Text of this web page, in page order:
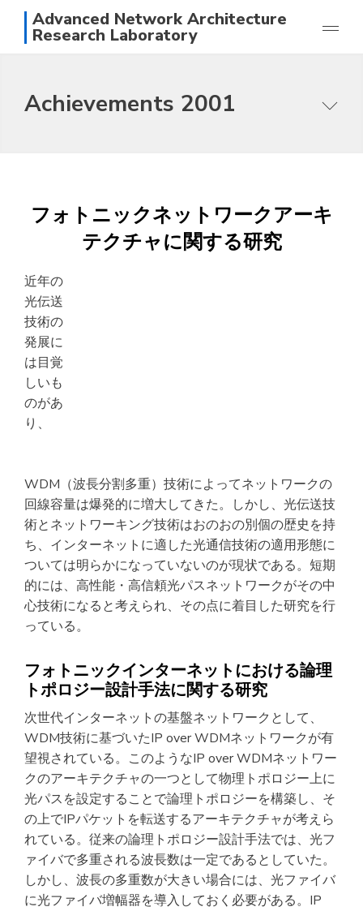
Advanced Network Architecture
Research Laboratory
Achievements
日本語 English
Achievements 2001
Staff
フォトニックネットワークアーキ
テクチャに関する研究
近年の
光伝送
技術の
発展に
は目覚
しいも
のがあ
り、
WDM（波長分割多重）技術によってネットワークの
回線容量は爆発的に増大してきた。しかし、光伝送技
術とネットワーキング技術はおのおの別個の歴史を持
ち、インターネットに適した光通信技術の適用形態に
ついては明らかになっていないのが現状である。短期
的には、高性能・高信頼光パスネットワークがその中
心技術になると考えられ、その点に着目した研究を行
っている。
フォトニックインターネットにおける論理
トポロジー設計手法に関する研究
次世代インターネットの基盤ネットワークとして、
WDM技術に基づいたIP over WDMネットワークが有
望視されている。このようなIP over WDMネットワー
クのアーキテクチャの一つとして物理トポロジー上に
光パスを設定することで論理トポロジーを構築し、そ
の上でIPパケットを転送するアーキテクチャが考えら
れている。従来の論理トポロジー設計手法では、光フ
ァイバで多重される波長数は一定であるとしていた。
しかし、波長の多重数が大きい場合には、光ファイバ
に光ファイバ増幅器を導入しておく必要がある。IP